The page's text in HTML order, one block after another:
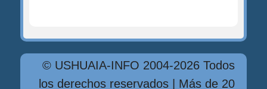
© USHUAIA-INFO 2004-2026 Todos
los derechos reservados | Más de 20